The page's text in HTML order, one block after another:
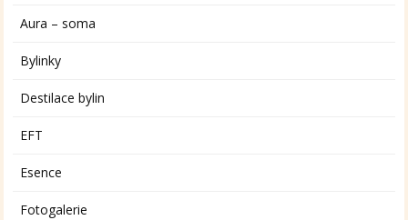
Aura – soma
Bylinky
Destilace bylin
EFT
Esence
Fotogalerie